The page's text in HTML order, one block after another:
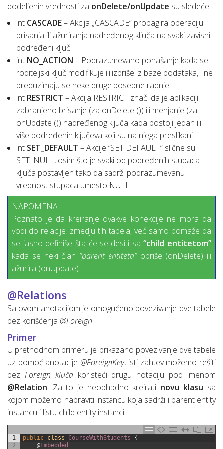
dodeljenih vrednosti za onDelete/onUpdate su sledeće:
int CASCADE– Akcija „CASCADE“ propagira operaciju
brisanja ili ažuriranja nadređenog ključa na svaki zavisni
podređeni ključ.
int NO_ACTION – Podrazumevano ponašanje kada se
roditeljski ključ modifikuje ili izbriše iz baze podataka, i ne
preduzimaju se neke druge posebne radnje.
int RESTRICT – Akcija RESTRICT znači da je aplikaciji
zabranjeno brisanje (za onDelete ()) ili menjanje (za
onUpdate ()) nadređenog ključa kada postoji jedan ili
više podređenih ključeva koji su na njega preslikani.
int SET_DEFAULT – Akcije “SET DEFAULT” slične su
SET_NULL, osim što je svaki od podređenih stupaca
ključa postavljen tako da sadrži podrazumevanu
vrednost stupaca umesto NULL.
NAPOMENA:
Poznato je da kreiranje ovakve konekcije ne mora da
vodi do relacije izmedju tih tabela, već samo pomaže da
se jasno definiše šta će se desiti sa“child entitetom”
kada se neki član “parent entiteta”obriše (onDelete) ili
ažurira (onUpdate).
@Relations
Sa ovom anotacijom je omogućeno povezivanje dve tabele
bez korišćenja @Foreign.
Primer
U prethodnom primeru je prikazano povezivanje dve tabele
uz pomoć anotacije@ForeignKey, isti zahtev možemo rešiti
bez Foreign kluča koristeći drugu notaciju pod imenom
@Relation. Za to je neophodno kreirati novu klasu sa
kojom možemo napraviti instancu koja sadrži i parent entity
instancu i listu child entity instanci:
1
2
public class CourseWithStudents
{
@Embedded